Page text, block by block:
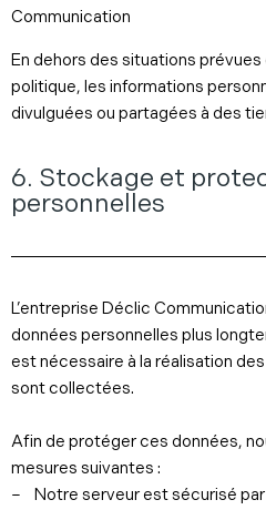
Communication
En dehors des situations
politique, les informations
divulguées ou partagées à des
6. Stockage et
personnelles
L’entreprise Déclic
données personnelles plus
est nécessaire à la réalisation
sont collectées.
Afin de protéger ces données,
mesures suivantes :
– Notre serveur est sécurisé par